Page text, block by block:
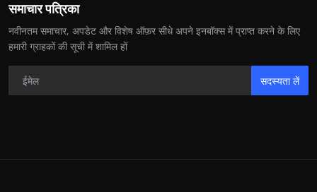
समाचार पत्रिका
नवीनतम समाचार, अपडेट और विशेष ऑफ़र सीधे अपने इनबॉक्स में प्राप्त करने के लिए
हमारी ग्राहकों की सूची में शामिल हों
सदस्यता लें